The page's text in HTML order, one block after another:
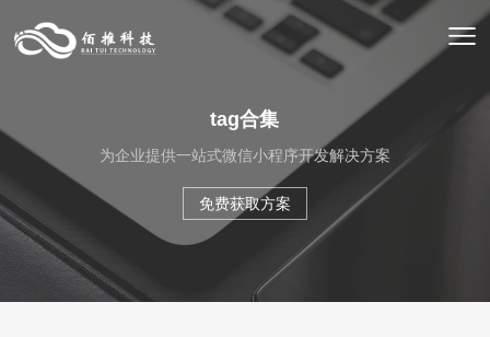
tag合集
为企业提供一站式微信小程序开发解决方案
免费获取方案